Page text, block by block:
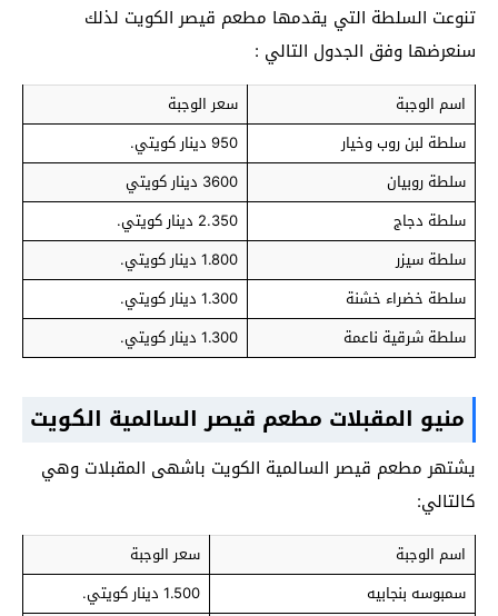
تنوعت السلطة التي يقدمها مطعم قيصر الكويت لذلك
سنعرضها وفق الجدول التالي :
اسم الوجبة
سعر الوجبة
سلطة لبن روب وخيار
950 دينار كويتي.
سلطة روبيان
3600 دينار كويتي
سلطة دجاج
2.350 دينار كويتي.
سلطة سيزر
1.800 دينار كويتي.
سلطة خضراء خشنة
1.300 دينار كويتي.
سلطة شرقية ناعمة
1.300 دينار كويتي.
منيو المقبلات مطعم قيصر السالمية الكويت
يشتهر مطعم قيصر السالمية الكويت باشهى المقبلات وهي
كالتالي:
اسم الوجبة
سعر الوجبة
سمبوسه بنجابيه
1.500 دينار كويتي.